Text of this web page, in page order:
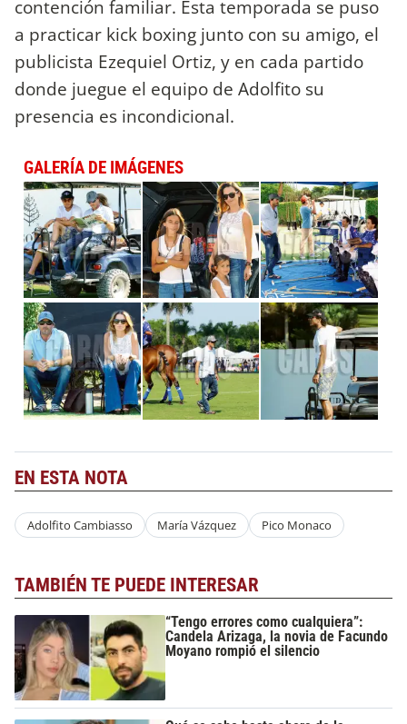
contención familiar. Esta temporada se puso
a practicar kick boxing junto con su amigo, el
publicista Ezequiel Ortiz, y en cada partido
donde juegue el equipo de Adolfito su
presencia es incondicional.
GALERÍA DE IMÁGENES
EN ESTA NOTA
Adolfito Cambiasso María Vázquez Pico Monaco
TAMBIÉN TE PUEDE INTERESAR
“Tengo errores como cualquiera”:
Candela Arizaga, la novia de Facundo
Moyano rompió el silencio